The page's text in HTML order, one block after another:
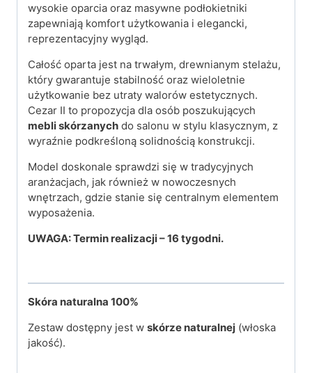
wysokie oparcia oraz masywne podłokietniki
zapewniają komfort użytkowania i elegancki,
reprezentacyjny wygląd.
Całość oparta jest na trwałym, drewnianym stelażu,
który gwarantuje stabilność oraz wieloletnie
użytkowanie bez utraty walorów estetycznych.
Cezar II to propozycja dla osób poszukujących
mebli skórzanych do salonu w stylu klasycznym, z
wyraźnie podkreśloną solidnością konstrukcji.
Model doskonale sprawdzi się w tradycyjnych
aranżacjach, jak również w nowoczesnych
wnętrzach, gdzie stanie się centralnym elementem
wyposażenia.
UWAGA: Termin realizacji – 16 tygodni.
Skóra naturalna 100%
Zestaw dostępny jest w skórze naturalnej (włoska
jakość).